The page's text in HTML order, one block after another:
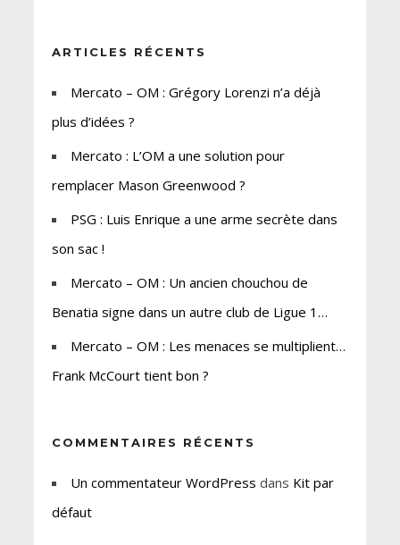
ARTICLES RÉCENTS
Mercato – OM : Grégory Lorenzi n’a déjà
plus d’idées ?
Mercato : L’OM a une solution pour
remplacer Mason Greenwood ?
PSG : Luis Enrique a une arme secrète dans
son sac !
Mercato – OM : Un ancien chouchou de
Benatia signe dans un autre club de Ligue 1…
Mercato – OM : Les menaces se multiplient…
Frank McCourt tient bon ?
COMMENTAIRES RÉCENTS
Un commentateur WordPress dans Kit par
défaut